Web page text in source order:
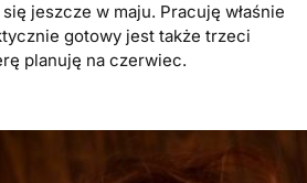
jeszcze w maju. Pracuję właśnie
gotowy jest także trzeci
planuję na czerwiec.